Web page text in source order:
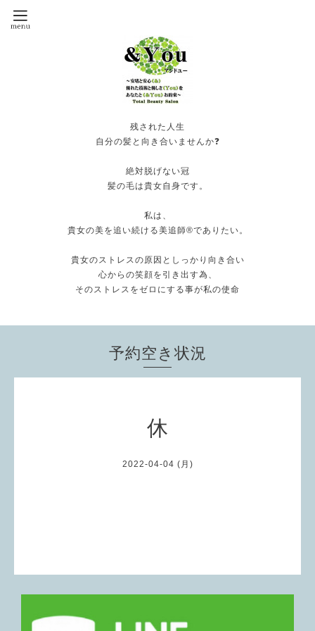
残された人生
自分の髪と向き合いませんか❓
絶対脱げない冠
髪の毛は貴女自身です。
私は、
貴女の美を追い続ける美追師®️でありたい。
貴女のストレスの原因としっかり向き合い
心からの笑顔を引き出す為、
そのストレスをゼロにする事が私の使命
予約空き状況
休
2022-04-04 (月)